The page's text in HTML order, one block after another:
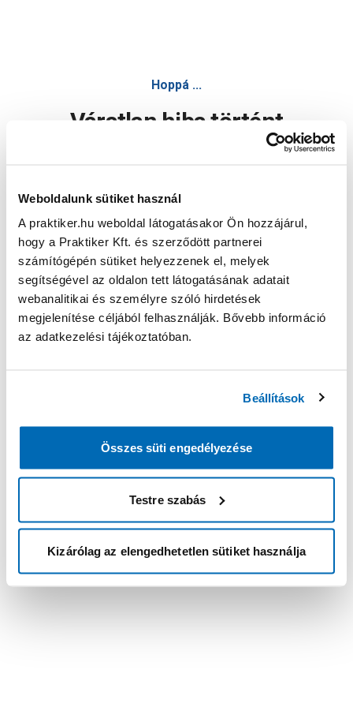
Weboldalunk sütiket használ
A praktiker.hu weboldal látogatásakor Ön hozzájárul,
hogy a Praktiker Kft. és szerződött partnerei
számítógépén sütiket helyezzenek el, melyek
segítségével az oldalon tett látogatásának adatait
webanalitikai és személyre szóló hirdetések
megjelenítése céljából felhasználják. Bővebb információ
az adatkezelési tájékoztatóban.
Beállítások
Összes süti engedélyezése
Testre szabás
Kizárólag az elengedhetetlen sütiket használja
Hoppá ...
Váratlan hiba történt
Oldal újratöltése